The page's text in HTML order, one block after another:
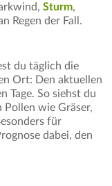
Sturm,
Regen der Fall.
du täglich die
Ort: Den aktuellen
Tage. So siehst du
wie Gräser,
für
dabei, den